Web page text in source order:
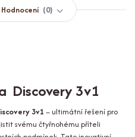
Hodnocení 0
Discovery 3v1
3v1 – ultimátní řešení pro
svému čtyřnohému příteli